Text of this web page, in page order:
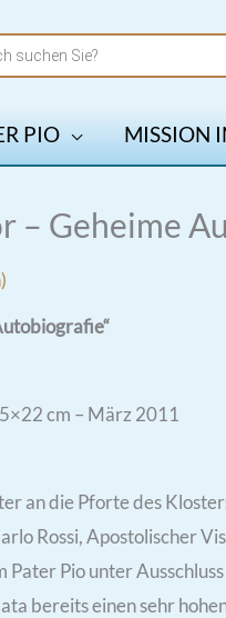
PIO MISSION
– Geheime
cm – März 2011
an die Pforte des
Rossi, Apostolischer
Pater Pio unter
bereits einen sehr